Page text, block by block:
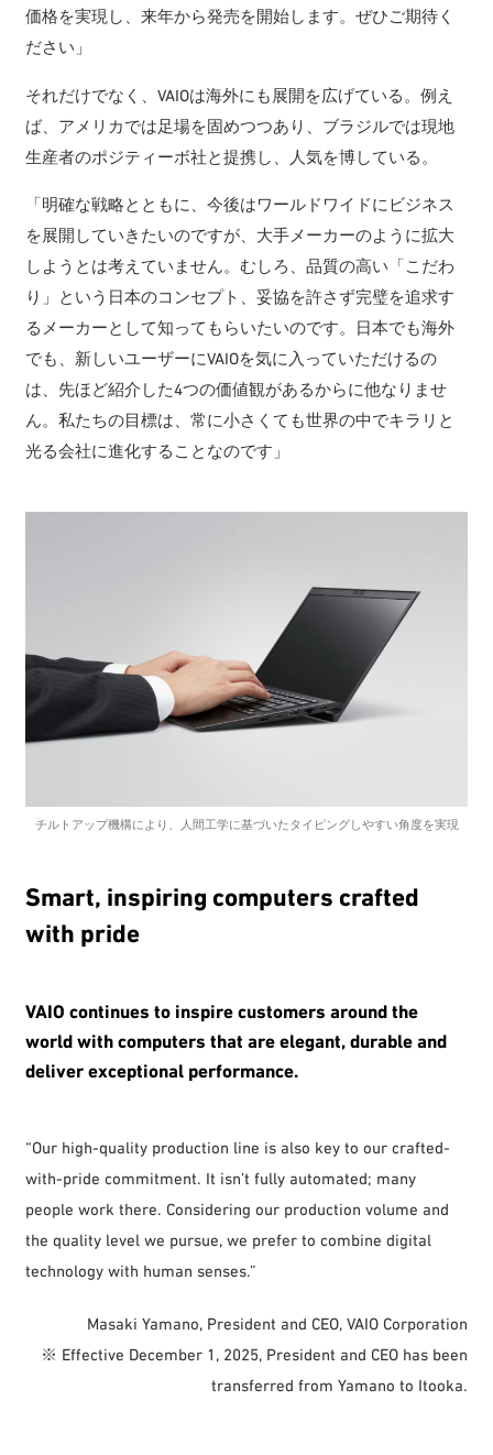
価格を実現し、来年から発売を開始します。ぜひご期待く
ださい」
それだけでなく、VAIOは海外にも展開を広げている。例え
ば、アメリカでは足場を固めつつあり、ブラジルでは現地
生産者のポジティーボ社と提携し、人気を博している。
「明確な戦略とともに、今後はワールドワイドにビジネス
を展開していきたいのですが、大手メーカーのように拡大
しようとは考えていません。むしろ、品質の高い「こだわ
り」という日本のコンセプト、妥協を許さず完璧を追求す
るメーカーとして知ってもらいたいのです。日本でも海外
でも、新しいユーザーにVAIOを気に入っていただけるの
は、先ほど紹介した4つの価値観があるからに他なりませ
ん。私たちの目標は、常に小さくても世界の中でキラリと
光る会社に進化することなのです」
チルトアップ機構により、人間工学に基づいたタイピングしやすい角度を実現
Smart, inspiring computers crafted
with pride
VAIO continues to inspire customers around the
world with computers that are elegant, durable and
deliver exceptional performance.
“Our high-quality production line is also key to our crafted-
with-pride commitment. It isn’t fully automated; many
people work there. Considering our production volume and
the quality level we pursue, we prefer to combine digital
technology with human senses.”
Masaki Yamano, President and CEO, VAIO Corporation
※ Effective December 1, 2025, President and CEO has been
transferred from Yamano to Itooka.